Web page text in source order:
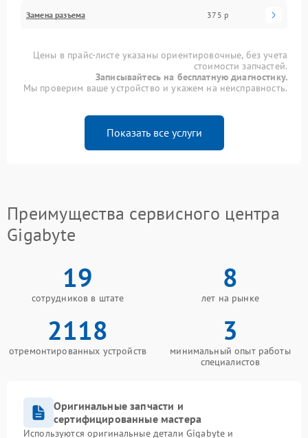
Замена разъема 375 р
Цены в прайс-листе указаны ориентировочные, без учета
стоимости запчастей.
Записывайтесь на бесплатную диагностику.
Мы проверим ваше устройство и укажем на неисправность.
Показать все услуги
Преимущества сервисного центра
Gigabyte
19
сотрудников в штате
8
лет на рынке
2118
отремонтированных устройств
3
минимальный опыт работы
специалистов
Оригинальные запчасти и
сертифицированные мастера
Используются оригинальные детали Gigabyte и